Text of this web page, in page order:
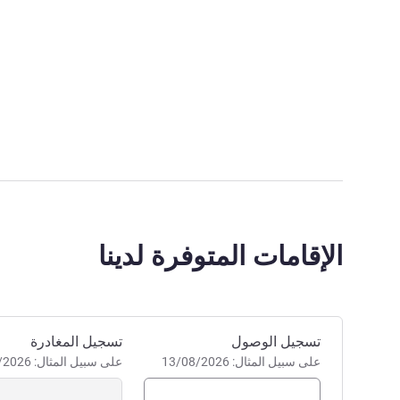
الإقامات المتوفرة لدينا
احجز في هذا الفندق
تسجيل الوصول
على سبيل المثال: 13/08/2026
تسجيل المغادرة
على سبيل المثال: 13/08/2026